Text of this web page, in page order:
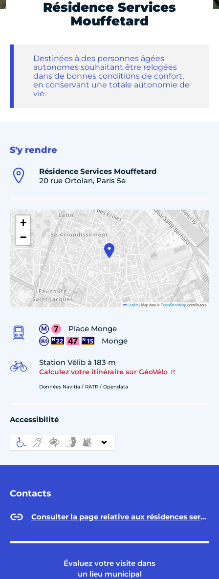
Résidence Services
Mouffetard
Destinées à des personnes âgées
autonomes souhaitant être relogées
dans de bonnes conditions de confort,
en conservant une totale autonomie de
vie.
S'y rendre
Résidence Services Mouffetard
20 rue Ortolan, Paris 5e
+
−
Leaflet|Map data ©OpenStreetMapcontributors
Place Monge
Monge
Station Vélib à 183 m
Calculez votre itinéraire sur GéoVélo
Données Navitia / RATP / Opendata
Accessibilité
Contacts
Consulter la page relative aux résidences services sur Paris.fr
Évaluez votre visite dans
un lieu municipal